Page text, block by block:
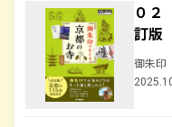
０
訂版
御朱印